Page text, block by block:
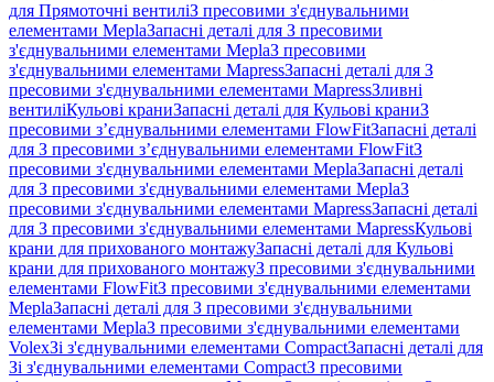
для Прямоточні вентиліЗ пресовими з'єднувальними
елементами MeplaЗапасні деталі для З пресовими
з'єднувальними елементами MeplaЗ пресовими
з'єднувальними елементами MapressЗапасні деталі для З
пресовими з'єднувальними елементами MapressЗливні
вентиліКульові краниЗапасні деталі для Кульові краниЗ
пресовими з’єднувальними елементами FlowFitЗапасні деталі
для З пресовими з’єднувальними елементами FlowFitЗ
пресовими з'єднувальними елементами MeplaЗапасні деталі
для З пресовими з'єднувальними елементами MeplaЗ
пресовими з'єднувальними елементами MapressЗапасні деталі
для З пресовими з'єднувальними елементами MapressКульові
крани для прихованого монтажуЗапасні деталі для Кульові
крани для прихованого монтажуЗ пресовими з'єднувальними
елементами FlowFitЗ пресовими з'єднувальними елементами
MeplaЗапасні деталі для З пресовими з'єднувальними
елементами MeplaЗ пресовими з'єднувальними елементами
VolexЗі з'єднувальними елементами CompactЗапасні деталі для
Зі з'єднувальними елементами CompactЗ пресовими